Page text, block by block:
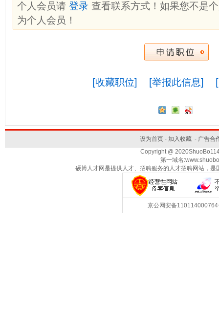
个人会员请 登录 查看联系方式！如果您不是
为个人会员！
[收藏职位] [举报此信息]
设为首页- 加入收藏- 广告合
Copyright @
第一域名
硕博人才网是提供人才、招聘服务的人才招聘网站，
京公网安备